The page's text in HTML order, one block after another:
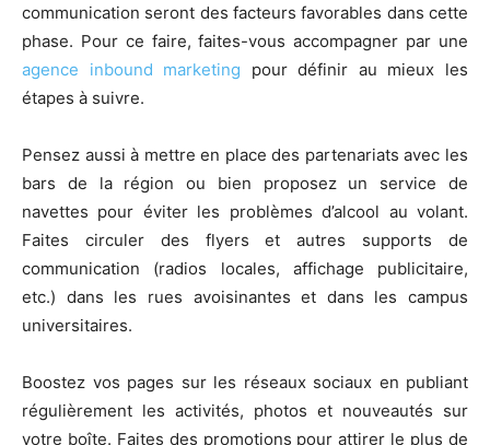
communication seront des facteurs favorables dans cette
phase. Pour ce faire, faites-vous accompagner par une
agence inbound marketing pour définir au mieux les
étapes à suivre.
Pensez aussi à mettre en place des partenariats avec les
bars de la région ou bien proposez un service de
navettes pour éviter les problèmes d’alcool au volant.
Faites circuler des flyers et autres supports de
communication (radios locales, affichage publicitaire,
etc.) dans les rues avoisinantes et dans les campus
universitaires.
Boostez vos pages sur les réseaux sociaux en publiant
régulièrement les activités, photos et nouveautés sur
votre boîte. Faites des promotions pour attirer le plus de